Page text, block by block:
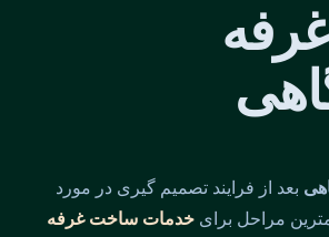
بعد از فرایند تصمیم گیری در مورد
مراحل برایخدمات ساخت غرفه